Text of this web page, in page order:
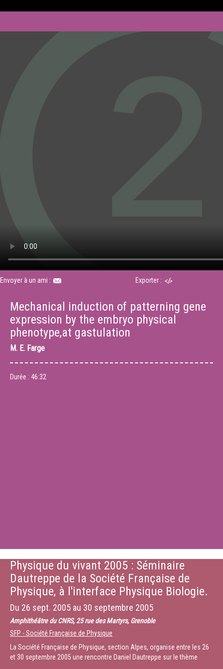
Envoyer à un ami : Exporter :
Mechanical induction of patterning gene
expression by the embryo physical
phenotype,at gastulation
M. E. Farge
Durée : 46:32
Physique du vivant 2005 : Séminaire
Dautreppe de la Société Française de
Physique, à l'interface Physique Biologie.
Du 26 sept. 2005 au 30 septembre 2005
Amphithéâtre du CNRS, 25 rue des Martyrs, Grenoble
SFP - Société Française de Physique
La Société Française de Physique, section Alpes, organise entre les 26
et 30 septembre 2005 une rencontre Daniel Dautreppe sur le thème